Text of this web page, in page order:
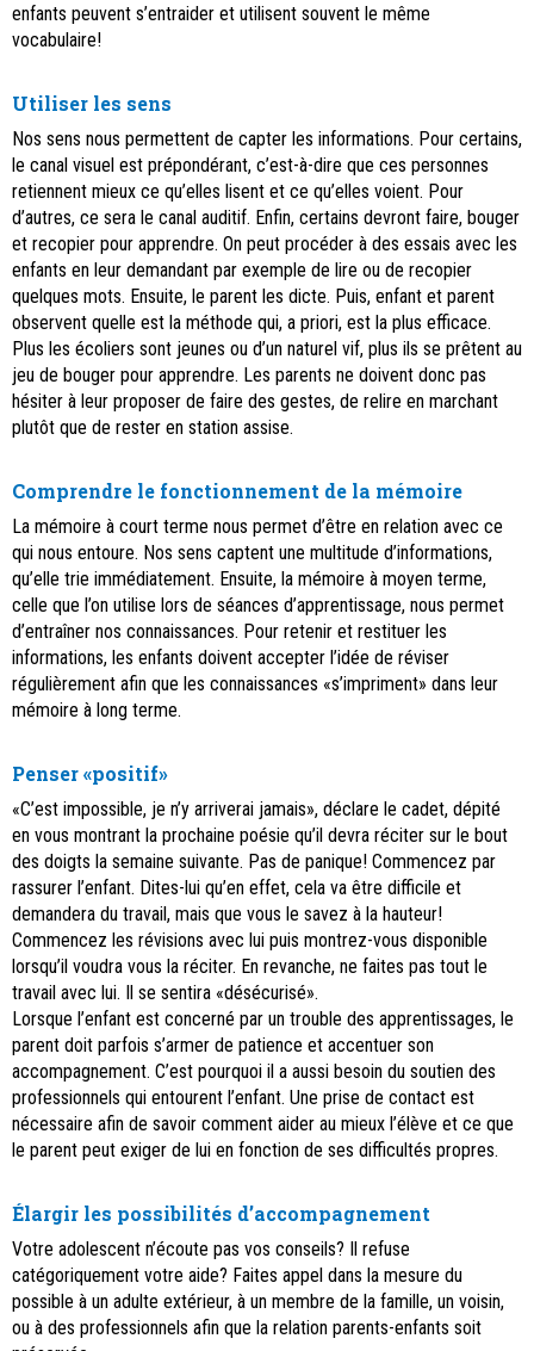
enfants peuvent s’entraider et utilisent souvent le même
vocabulaire!
Utiliser les sens
Nos sens nous permettent de capter les informations. Pour certains,
le canal visuel est prépondérant, c’est-à-dire que ces personnes
retiennent mieux ce qu’elles lisent et ce qu’elles voient. Pour
d’autres, ce sera le canal auditif. Enfin, certains devront faire, bouger
et recopier pour apprendre. On peut procéder à des essais avec les
enfants en leur demandant par exemple de lire ou de recopier
quelques mots. Ensuite, le parent les dicte. Puis, enfant et parent
observent quelle est la méthode qui, a priori, est la plus efficace.
Plus les écoliers sont jeunes ou d’un naturel vif, plus ils se prêtent au
jeu de bouger pour apprendre. Les parents ne doivent donc pas
hésiter à leur proposer de faire des gestes, de relire en marchant
plutôt que de rester en station assise.
Comprendre le fonctionnement de la mémoire
La mémoire à court terme nous permet d’être en relation avec ce
qui nous entoure. Nos sens captent une multitude d’informations,
qu’elle trie immédiatement. Ensuite, la mémoire à moyen terme,
celle que l’on utilise lors de séances d’apprentissage, nous permet
d’entraîner nos connaissances. Pour retenir et restituer les
informations, les enfants doivent accepter l’idée de réviser
régulièrement afin que les connaissances «s’impriment» dans leur
mémoire à long terme.
Penser «positif»
«C’est impossible, je n’y arriverai jamais», déclare le cadet, dépité
en vous montrant la prochaine poésie qu’il devra réciter sur le bout
des doigts la semaine suivante. Pas de panique! Commencez par
rassurer l’enfant. Dites-lui qu’en effet, cela va être difficile et
demandera du travail, mais que vous le savez à la hauteur!
Commencez les révisions avec lui puis montrez-vous disponible
lorsqu’il voudra vous la réciter. En revanche, ne faites pas tout le
travail avec lui. Il se sentira «désécurisé».
Lorsque l’enfant est concerné par un trouble des apprentissages, le
parent doit parfois s’armer de patience et accentuer son
accompagnement. C’est pourquoi il a aussi besoin du soutien des
professionnels qui entourent l’enfant. Une prise de contact est
nécessaire afin de savoir comment aider au mieux l’élève et ce que
le parent peut exiger de lui en fonction de ses difficultés propres.
Élargir les possibilités d’accompagnement
Votre adolescent n’écoute pas vos conseils? Il refuse
catégoriquement votre aide? Faites appel dans la mesure du
possible à un adulte extérieur, à un membre de la famille, un voisin,
ou à des professionnels afin que la relation parents-enfants soit